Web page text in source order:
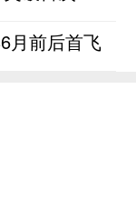
月前后首飞